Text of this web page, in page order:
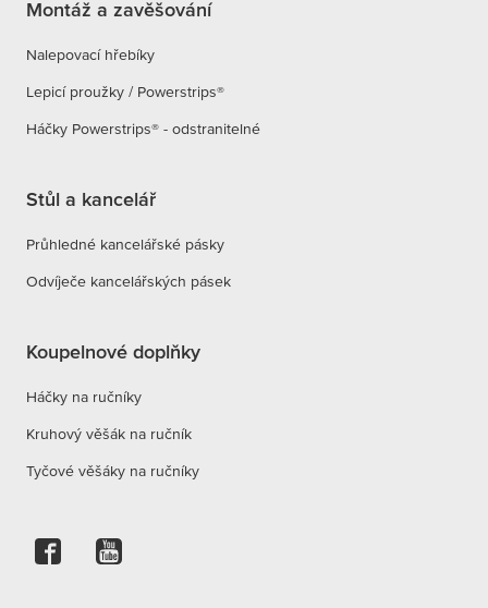
Montáž a zavěšování
Nalepovací hřebíky
Lepicí proužky / Powerstrips®
Háčky Powerstrips® - odstranitelné
Stůl a kancelář
Průhledné kancelářské pásky
Odvíječe kancelářských pásek
Koupelnové doplňky
Háčky na ručníky
Kruhový věšák na ručník
Tyčové věšáky na ručníky